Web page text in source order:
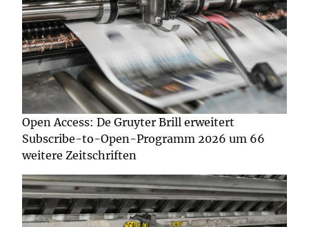
Open Access: De Gruyter Brill erweitert
Subscribe-to-Open-Programm 2026 um 66
weitere Zeitschriften